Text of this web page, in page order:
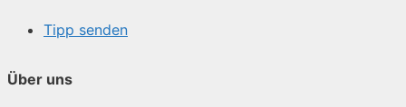
Tipp senden
Über uns